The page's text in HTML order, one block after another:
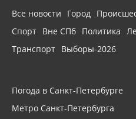
Все новости Город
Спорт Вне СПб Политика
Транспорт Выборы-2026
Погода в Санкт-Петербурге
Метро Санкт-Петербурга